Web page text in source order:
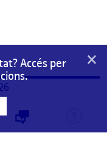
Accés per
×